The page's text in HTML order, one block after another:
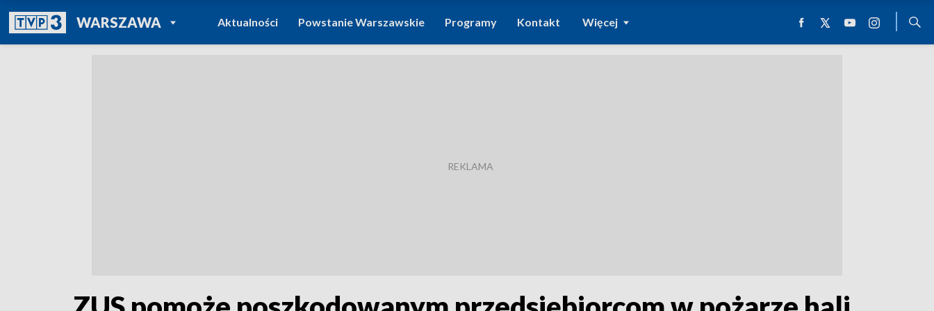
WARSZAWAPOWRÓT DO
TVP REGIONY
Aktualności Powstanie Warszawskie Programy Kontakt Więcej